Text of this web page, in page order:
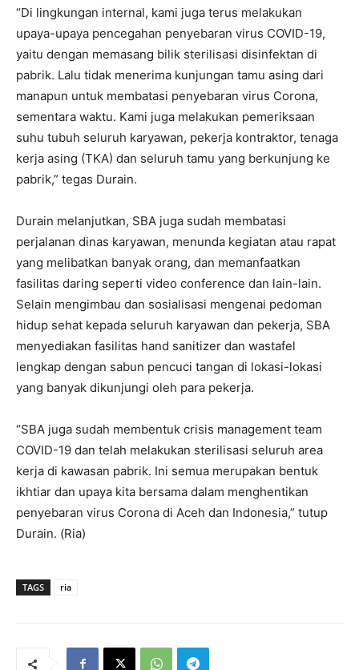
“Di lingkungan internal, kami juga terus melakukan
upaya-upaya pencegahan penyebaran virus COVID-19,
yaitu dengan memasang bilik sterilisasi disinfektan di
pabrik. Lalu tidak menerima kunjungan tamu asing dari
manapun untuk membatasi penyebaran virus Corona,
sementara waktu. Kami juga melakukan pemeriksaan
suhu tubuh seluruh karyawan, pekerja kontraktor, tenaga
kerja asing (TKA) dan seluruh tamu yang berkunjung ke
pabrik,” tegas Durain.
Durain melanjutkan, SBA juga sudah membatasi
perjalanan dinas karyawan, menunda kegiatan atau rapat
yang melibatkan banyak orang, dan memanfaatkan
fasilitas daring seperti video conference dan lain-lain.
Selain mengimbau dan sosialisasi mengenai pedoman
hidup sehat kepada seluruh karyawan dan pekerja, SBA
menyediakan fasilitas hand sanitizer dan wastafel
lengkap dengan sabun pencuci tangan di lokasi-lokasi
yang banyak dikunjungi oleh para pekerja.
“SBA juga sudah membentuk crisis management team
COVID-19 dan telah melakukan sterilisasi seluruh area
kerja di kawasan pabrik. Ini semua merupakan bentuk
ikhtiar dan upaya kita bersama dalam menghentikan
penyebaran virus Corona di Aceh dan Indonesia,” tutup
Durain. (Ria)
TAGS ria